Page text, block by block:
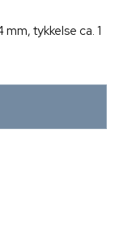
tykkelse ca. 1